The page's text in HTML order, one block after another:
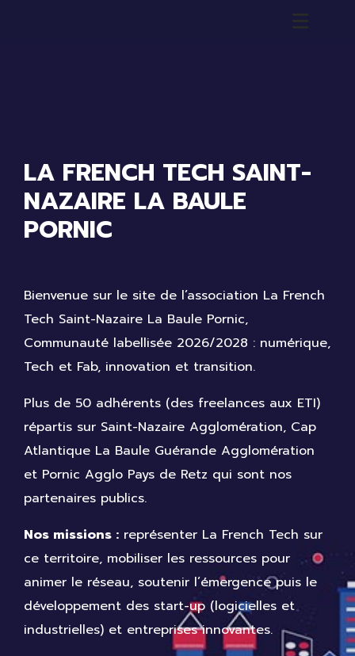
LA FRENCH TECH SAINT-
NAZAIRE LA BAULE
PORNIC
Bienvenue sur le site de l’association La French
Tech Saint-Nazaire La Baule Pornic,
Communauté labellisée 2026/2028 : numérique,
Tech et Fab, innovation et transition.
Plus de 50 adhérents (des freelances aux ETI)
répartis sur Saint-Nazaire Agglomération, Cap
Atlantique La Baule Guérande Agglomération
et Pornic Agglo Pays de Retz qui sont nos
partenaires publics.
Nos missions : représenter La French Tech sur
ce territoire, mobiliser les ressources pour
animer le réseau, soutenir l’émergence puis le
développement des start-up (logicielles et
industrielles) et entreprises innovantes.